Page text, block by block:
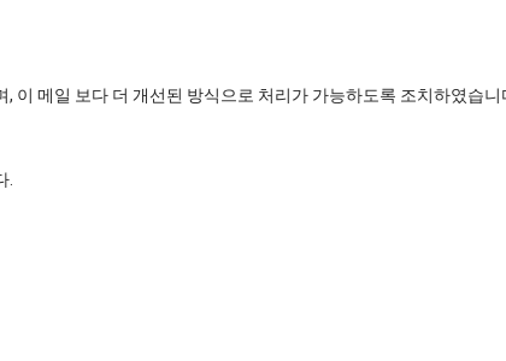
이 메일 보다 더 개선된 방식으로 처리가 가능하도록 조치하였습니
.